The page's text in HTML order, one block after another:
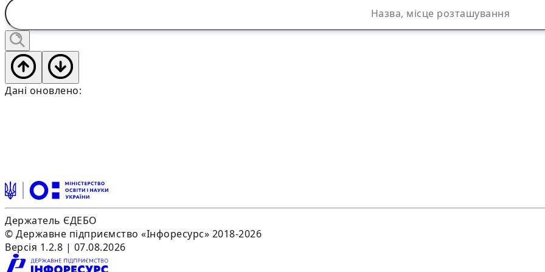
Дані оновлено:
Держатель ЄДЕБО
© Державне підприємство «Інфоресурс» 2018-2026
Версія 1.2.8 | 07.08.2026